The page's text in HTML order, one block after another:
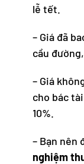
lễ tết.
– Giá đã
cầu
– Giá
cho bác
10%.
– Bạn nên
nghiệm